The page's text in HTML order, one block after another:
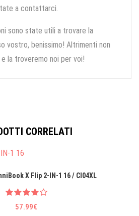
a contattarci.
sono state utili a trovare la
vostro, benissimo! Altrimenti non
la troveremo noi per voi!
CORRELATI
X Flip 2-IN-1 16 / CI04XL
57.99€